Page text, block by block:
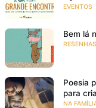
EVENTOS
Bem lá
RESENHAS
Poesia
para
NA